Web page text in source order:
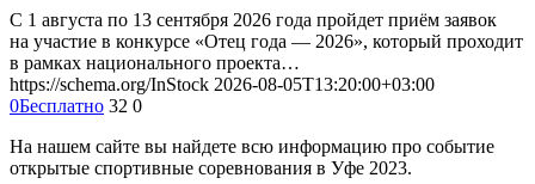
С 1 августа по 13 сентября 2026 года пройдет приём заявок
на участие в конкурсе «Отец года — 2026», который проходит
в рамках национального проекта…
https://schema.org/InStock 2026-08-05T13:20:00+03:00
0Бесплатно 32 0
На нашем сайте вы найдете всю информацию про событие
открытые спортивные соревнования в Уфе 2023.